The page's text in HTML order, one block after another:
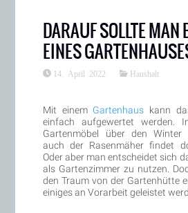
DARAUF SOLLTE
EINES
14. April 2022 Haushalt
Mit einem Gartenhaus kann
einfach aufgewertet werden.
Gartenmöbel über den Winter
auch der Rasenmäher findet
Oder aber man entscheidet sich
als Gartenzimmer zu nutzen.
den Traum von der Gartenhütte
einiges an Vorarbeit geleistet